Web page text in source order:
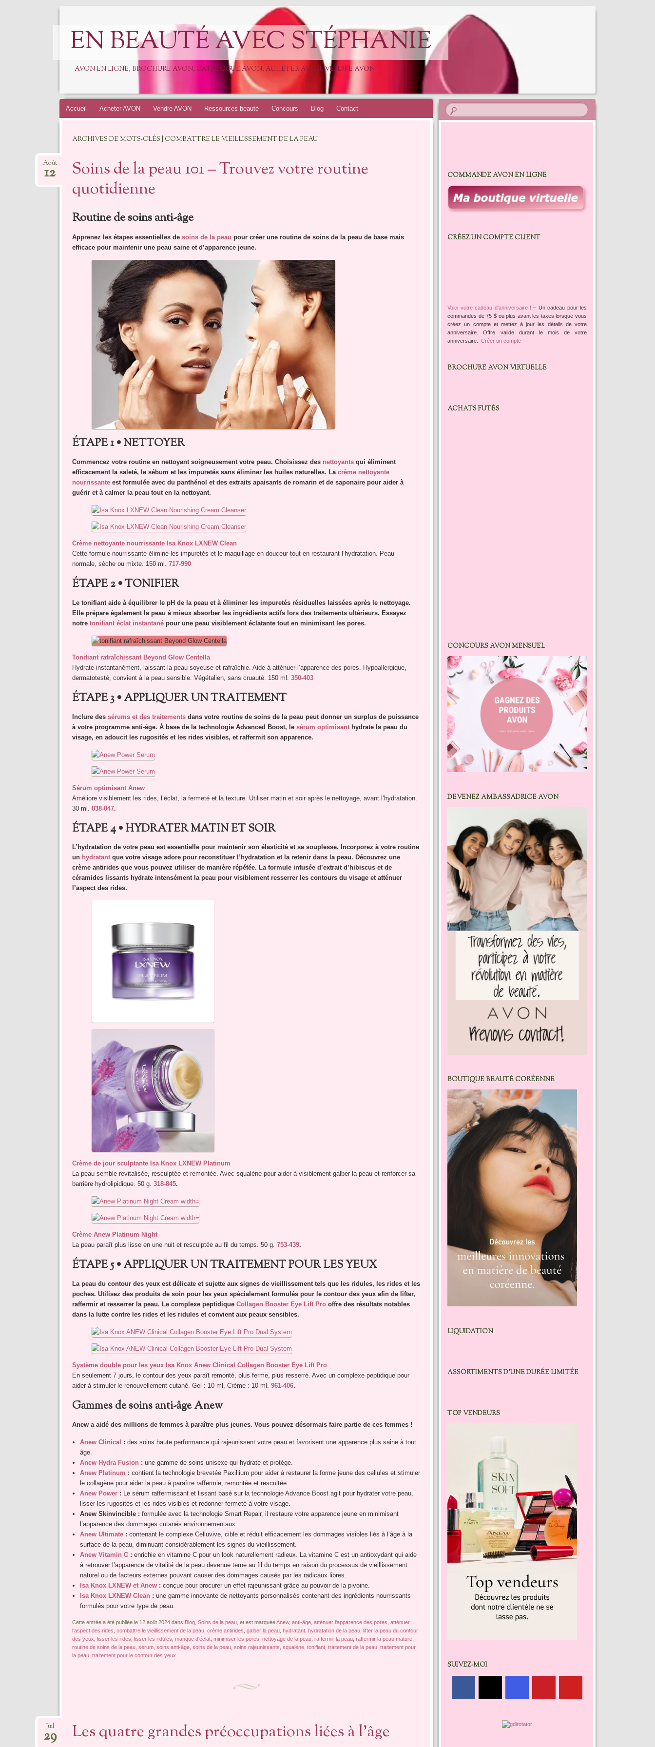
EN BEAUTÉ AVEC STÉPHANIE
AVON EN LIGNE, BROCHURE AVON, CATALOGUE AVON, ACHETER AVON, VENDRE AVON
Accueil Acheter AVON Vendre AVON Ressources beauté Concours Blog Contact
ARCHIVES DE MOTS-CLÉS | COMBATTRE LE VIEILLISSEMENT DE LA PEAU
Soins de la peau 101 – Trouvez votre routine
quotidienne
Août
12
Routine de soins anti-âge
Apprenez les étapes essentielles de soins de la peau pour créer une routine de soins de la peau de base mais
efficace pour maintenir une peau saine et d’apparence jeune.
ÉTAPE 1 • NETTOYER
Commencez votre routine en nettoyant soigneusement votre peau. Choisissez des nettoyantsqui éliminent
efficacement la saleté, le sébum et les impuretés sans éliminer les huiles naturelles. La crème nettoyante
nourrissanteest formulée avec du panthénol et des extraits apaisants de romarin et de saponaire pour aider à
guérir et à calmer la peau tout en la nettoyant.
Crème nettoyante nourrissante Isa Knox LXNEW Clean
Cette formule nourrissante élimine les impuretés et le maquillage en douceur tout en restaurant l’hydratation. Peau
normale, sèche ou mixte. 150 ml. 717-990
ÉTAPE 2 • TONIFIER
Le tonifiant aide à équilibrer le pH de la peau et à éliminer les impuretés résiduelles laissées après le nettoyage.
Elle prépare également la peau à mieux absorber les ingrédients actifs lors des traitements ultérieurs. Essayez
notre tonifiant éclat instantanépour une peau visiblement éclatante tout en minimisant les pores.
Tonifiant rafraîchissant Beyond Glow Centella
Hydrate instantanément, laissant la peau soyeuse et rafraîchie. Aide à atténuer l’apparence des pores. Hypoallergique,
dermatotesté, convient à la peau sensible. Végétalien, sans cruauté. 150 ml. 350-403
ÉTAPE 3 • APPLIQUER UN TRAITEMENT
Inclure des sérums et des traitementsdans votre routine de soins de la peau peut donner un surplus de puissance
à votre programme anti-âge. À base de la technologie Advanced Boost, le sérum optimisanthydrate la peau du
visage, en adoucit les rugosités et les rides visibles, et raffermit son apparence.
Sérum optimisant Anew
Améliore visiblement les rides, l’éclat, la fermeté et la texture. Utiliser matin et soir après le nettoyage, avant l’hydratation.
30 ml. 838-047.
ÉTAPE 4 • HYDRATER MATIN ET SOIR
L’hydratation de votre peau est essentielle pour maintenir son élasticité et sa souplesse. Incorporez à votre routine
un hydratantque votre visage adore pour reconstituer l’hydratation et la retenir dans la peau. Découvrez une
crème antirides que vous pouvez utiliser de manière répétée. La formule infusée d’extrait d’hibiscus et de
céramides lissants hydrate intensément la peau pour visiblement resserrer les contours du visage et atténuer
l’aspect des rides.
Crème de jour sculptante Isa Knox LXNEW Platinum
La peau semble revitalisée, resculptée et remontée. Avec squalène pour aider à visiblement galber la peau et renforcer sa
barrière hydrolipidique. 50 g. 318-845.
Crème Anew Platinum Night
La peau paraît plus lisse en une nuit et resculptée au fil du temps. 50 g. 753-439.
ÉTAPE 5 • APPLIQUER UN TRAITEMENT POUR LES YEUX
La peau du contour des yeux est délicate et sujette aux signes de vieillissement tels que les ridules, les rides et les
poches. Utilisez des produits de soin pour les yeux spécialement formulés pour le contour des yeux afin de lifter,
raffermir et resserrer la peau. Le complexe peptidique Collagen Booster Eye Lift Prooffre des résultats notables
dans la lutte contre les rides et les ridules et convient aux peaux sensibles.
Système double pour les yeux Isa Knox Anew Clinical Collagen Booster Eye Lift Pro
En seulement 7 jours, le contour des yeux paraît remonté, plus ferme, plus resserré. Avec un complexe peptidique pour
aider à stimuler le renouvellement cutané. Gel : 10 ml, Crème : 10 ml. 961-406.
Gammes de soins anti-âge Anew
Anew a aidé des millions de femmes à paraître plus jeunes. Vous pouvez désormais faire partie de ces femmes !
Anew Clinical : des soins haute performance qui rajeunissent votre peau et favorisent une apparence plus saine à tout
âge.
Anew Hydra Fusion : une gamme de soins unisexe qui hydrate et protège.
Anew Platinum : contient la technologie brevetée Paxillium pour aider à restaurer la forme jeune des cellules et stimuler
le collagène pour aider la peau à paraître raffermie, remontée et rescultée.
Anew Power: Le sérum raffermissant et lissant basé sur la technologie Advance Boost agit pour hydrater votre peau,
lisser les rugosités et les rides visibles et redonner fermeté à votre visage.
Anew Skinvincible : formulée avec la technologie Smart Repair, il restaure votre apparence jeune en minimisant
l’apparence des dommages cutanés environnementaux.
Anew Ultimate: contenant le complexe Celluvive, cible et réduit efficacement les dommages visibles liés à l’âge à la
surface de la peau, diminuant considérablement les signes du vieillissement.
Anew Vitamin C: enrichie en vitamine C pour un look naturellement radieux. La vitamine C est un antioxydant qui aide
à retrouver l’apparence de vitalité de la peau devenue terne au fil du temps en raison du processus de vieillissement
naturel ou de facteurs externes pouvant causer des dommages causés par les radicaux libres.
Isa Knox LXNEW et Anew: conçue pour procurer un effet rajeunissant grâce au pouvoir de la pivoine.
Isa Knox LXNEW Clean : une gamme innovante de nettoyants personnalisés contenant des ingrédients nourrissants
formulés pour votre type de peau.
Cette entrée a été publiée le 12 août 2024 dans Blog, Soins de la peau, et est marquéeAnew, anti-âge, atténuer l'apparence des pores atténuer
l'aspect des rides combattre le vieillissement de la peau, crème antirides galber la peau, hydratant, hydratation de la peau, lifter la peau du contour
des yeux lisser les rides lisser les ridules manque d'éclat, minimiser les pores nettoyage de la peau, raffermir la peau, raffermir la peau mature,
routine de soins de la peau, sérum, soins anti-âge, soins de la peau, soins rajeunissants squalène, tonifiant, traitement de la peau, traitement pour
la peau, traitement pour le contour des yeux
Les quatre grandes préoccupations liées à l’âge
Juil
29
COMMANDE AVON EN LIGNE
CRÉEZ UN COMPTE CLIENT
Voici votre cadeau d'anniversaire ! – Un cadeau pour les
commandes de 75 $ ou plus avant les taxes lorsque vous
créez un compte et mettez à jour les détails de votre
anniversaire. Offre valide durant le mois de votre
anniversaire.Créer un compte
BROCHURE AVON VIRTUELLE
ACHATS FUTÉS
CONCOURS AVON MENSUEL
DEVENEZ AMBASSADRICE AVON
BOUTIQUE BEAUTÉ CORÉENNE
LIQUIDATION
ASSORTIMENTS D’UNE DURÉE LIMITÉE
TOP VENDEURS
SUIVEZ-MOI